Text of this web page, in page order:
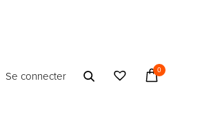
Se connecter
0